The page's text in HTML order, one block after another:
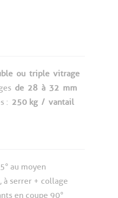
ou triple vitrage
de 28 à 32 mm
: 250 kg / vantail
au moyen
à serrer + collage
en coupe 90°